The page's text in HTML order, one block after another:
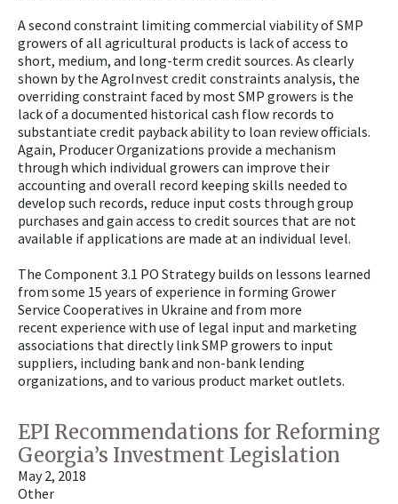
A second constraint limiting commercial viability of SMP
growers of all agricultural products is lack of access to
short, medium, and long-term credit sources. As clearly
shown by the AgroInvest credit constraints analysis, the
overriding constraint faced by most SMP growers is the
lack of a documented historical cash flow records to
substantiate credit payback ability to loan review officials.
Again, Producer Organizations provide a mechanism
through which individual growers can improve their
accounting and overall record keeping skills needed to
develop such records, reduce input costs through group
purchases and gain access to credit sources that are not
available if applications are made at an individual level.
The Component 3.1 PO Strategy builds on lessons learned
from some 15 years of experience in forming Grower
Service Cooperatives in Ukraine and from more
recent experience with use of legal input and marketing
associations that directly link SMP growers to input
suppliers, including bank and non-bank lending
organizations, and to various product market outlets.
EPI Recommendations for Reforming
Georgia’s Investment Legislation
May 2, 2018
Other